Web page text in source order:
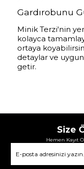
Gardırobunu
Minik Terzi'nin
kolayca
ortaya
detaylar ve
getir.
Size
Hemen Kayıt